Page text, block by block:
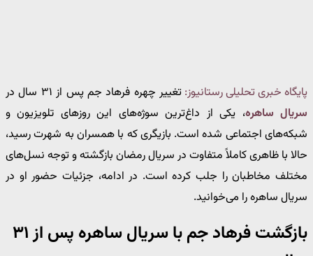
پایگاه خبری تحلیلی رستانیوز: تغییر چهره فرهاد جم پس از ۳۱ سال در
سریال ساهره، یکی از داغ‌ترین سوژه‌های این روزهای تلویزیون و
شبکه‌های اجتماعی شده است. بازیگری که با همسران به شهرت رسید،
حالا با ظاهری کاملاً متفاوت در سریال رمضان بازگشته و توجه نسل‌های
مختلف مخاطبان را جلب کرده است. در ادامه، جزئیات حضور او در
سریال ساهره را می‌خوانید.
بازگشت فرهاد جم با سریال ساهره پس از ۳۱